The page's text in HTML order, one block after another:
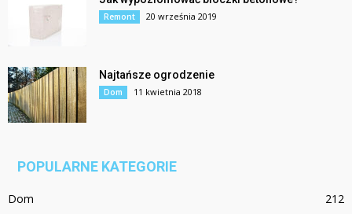
Remont 20 września 2019
Najtańsze ogrodzenie
Dom 11 kwietnia 2018
POPULARNE KATEGORIE
Dom
212